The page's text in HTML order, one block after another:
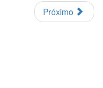
Próximo